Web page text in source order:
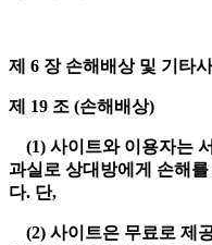
제 6 장 손해배상 및 기타
제 19 조 (손해배상)
(1) 사이트와 이용자는
과실로 상대방에게 손해
다. 단,
(2) 사이트은 무료로 제